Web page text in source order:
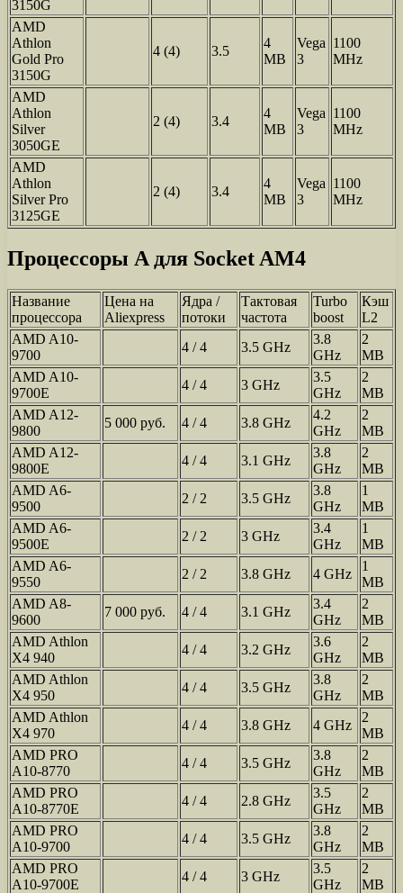
3150G
AMD
Athlon
Gold Pro
3150G
4 (4) 3.5
4
MB
Vega
3
1100
MHz
AMD
Athlon
Silver
3050GE
2 (4) 3.4
4
MB
Vega
3
1100
MHz
AMD
Athlon
Silver Pro
3125GE
2 (4) 3.4
4
MB
Vega
3
1100
MHz
Процессоры A для Socket AM4
Название
процессора
Цена на
Aliexpress
Ядра /
потоки
Тактовая
частота
Turbo
boost
Кэш
L2
AMD A10-
9700
4 / 4 3.5 GHz
3.8
GHz
2
MB
AMD A10-
9700E
4 / 4 3 GHz
3.5
GHz
2
MB
AMD A12-
9800
5 000 руб. 4 / 4 3.8 GHz
4.2
GHz
2
MB
AMD A12-
9800E
4 / 4 3.1 GHz
3.8
GHz
2
MB
AMD A6-
9500
2 / 2 3.5 GHz
3.8
GHz
1
MB
AMD A6-
9500E
2 / 2 3 GHz
3.4
GHz
1
MB
AMD A6-
9550
2 / 2 3.8 GHz 4 GHz
1
MB
AMD A8-
9600
7 000 руб. 4 / 4 3.1 GHz
3.4
GHz
2
MB
AMD Athlon
X4 940
4 / 4 3.2 GHz
3.6
GHz
2
MB
AMD Athlon
X4 950
4 / 4 3.5 GHz
3.8
GHz
2
MB
AMD Athlon
X4 970
4 / 4 3.8 GHz 4 GHz
2
MB
AMD PRO
A10-8770
4 / 4 3.5 GHz
3.8
GHz
2
MB
AMD PRO
A10-8770E
4 / 4 2.8 GHz
3.5
GHz
2
MB
AMD PRO
A10-9700
4 / 4 3.5 GHz
3.8
GHz
2
MB
AMD PRO
A10-9700E
4 / 4 3 GHz
3.5
GHz
2
MB